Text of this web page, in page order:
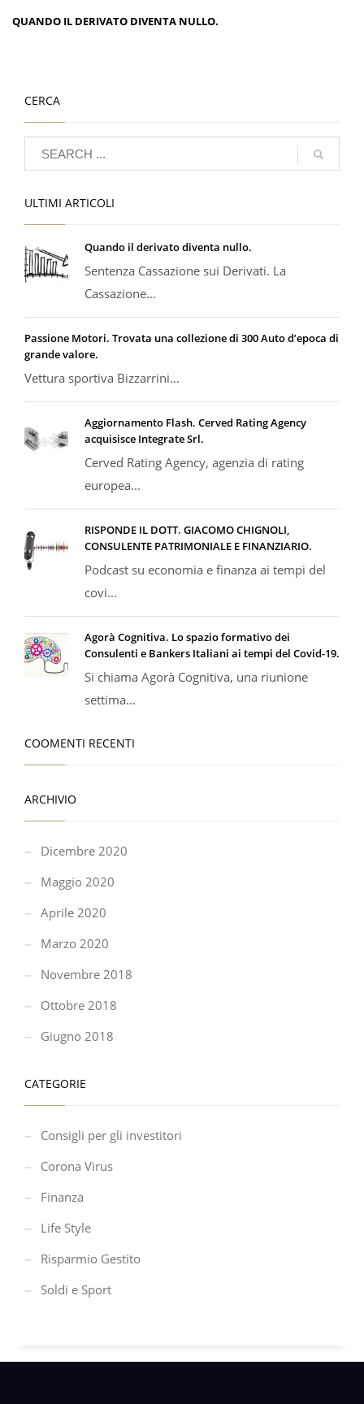
QUANDO IL DERIVATO DIVENTA NULLO.
CERCA
ULTIMI ARTICOLI
Quando il derivato diventa nullo.
Sentenza Cassazione sui Derivati. La
Cassazione...
Passione Motori. Trovata una collezione di 300 Auto d’epoca di
grande valore.
Vettura sportiva Bizzarrini...
Aggiornamento Flash. Cerved Rating Agency
acquisisce Integrate Srl.
Cerved Rating Agency, agenzia di rating
europea...
RISPONDE IL DOTT. GIACOMO CHIGNOLI,
CONSULENTE PATRIMONIALE E FINANZIARIO.
Podcast su economia e finanza ai tempi del
covi...
Agorà Cognitiva. Lo spazio formativo dei
Consulenti e Bankers Italiani ai tempi del Covid-19.
Si chiama Agorà Cognitiva, una riunione
settima...
COOMENTI RECENTI
ARCHIVIO
Dicembre 2020
Maggio 2020
Aprile 2020
Marzo 2020
Novembre 2018
Ottobre 2018
Giugno 2018
CATEGORIE
Consigli per gli investitori
Corona Virus
Finanza
Life Style
Risparmio Gestito
Soldi e Sport